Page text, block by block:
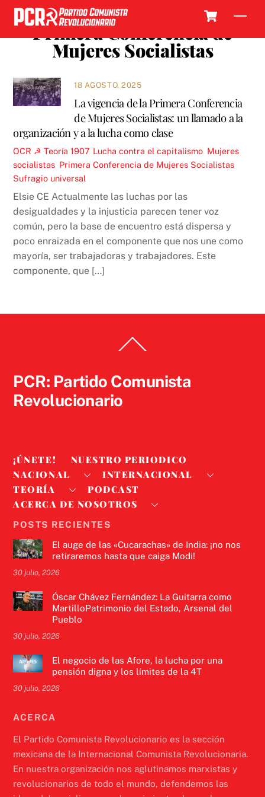
Skip
contentPrimera Conferencia de
Mujeres Socialistas
18 AGOSTO, 2025
La vigencia de la Primera Conferencia
de Mujeres Socialistas: un llamado a la
organización y a la lucha como clase
OCR ☭ Teoría 1907, Lucha contra el capitalismo Mujeres
socialistas Primera Conferencia de Mujeres Socialistas
Sufragio universal
Elsie CE Actualmente las luchas por las
desigualdades y la injusticia parecen tener voz
común, pero la base de encuentro está dispersa y
poco enraizada en el componente que nos une como
mayoría, ser trabajadoras y trabajadores. Este
componente, que […]
To
PCR: Partido Comunista
Revolucionario
¡ÚNETE!
NUESTRO PERIODICO
NACIONAL
INTERNACIONAL
TEORÍA
PODCAST
ACERCA DE NOSOTROS
POSTS RECIENTES
El auge de las «Cucarachas» de India: ¡no nos
retiraremos hasta que caiga Modi!
30 julio, 2026
Óscar Chávez Fernández: La Guitarra como
MartilloPatrimonio del Estado, Arsenal del
Pueblo
30 julio, 2026
El negocio de las Afore, la lucha por una
pensión digna y los límites de la 4T
30 julio, 2026
ACERCA
El Partido Comunista Revolucionario es la sección
mexicana de la Internacional Comunista Revolucionaria.
En nuestra organización nos aglutinamos marxistas y
revolucionarios de todo el mundo, defendemos las